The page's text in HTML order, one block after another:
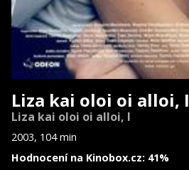
Liza kai oloi oi alloi, I
Liza kai oloi oi alloi, I
2003, 104 min
Hodnocení na Kinobox.cz: 41%